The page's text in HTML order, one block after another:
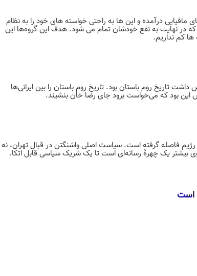
درآمده و این ها به راحتی خواسته های خود را به نظام
در نهایت به نفع خودشان تمام می شود. هدف این گروه‌ها این
کم نداریم.
تاریخ روم باستان بود. تاریخ روم باستان را بین ایرانی‌ها
این بود که می‌خواست برود جای رضا خان بنشیند.
رژیم فاصله گرفته است. سیاست اصلی واشنگتن در قبال تهران، نه
بیشتر یک چهرۀ رسانه‌ای است تا یک شریک سیاسی قابل اتکا.
است